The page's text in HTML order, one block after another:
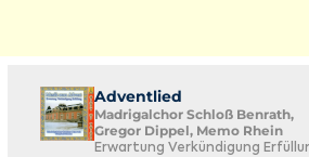
Adventlied
Madrigalchor Schloß Benrath,
Gregor Dippel, Memo Rhein
Erwartung Verkündigung